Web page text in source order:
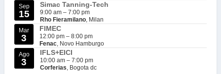
Sep
15
Simac Tanning-Tech
9:00 am – 7:00 pm
Rho Fieramilano, Milan
Mar
3
FIMEC
12:00 pm – 8:00 pm
Fenac, Novo Hamburgo
Ago
3
IFLS+EICI
10:00 am – 7:00 pm
Corferias, Bogota dc